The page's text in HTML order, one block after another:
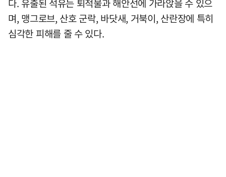
다. 유출된 석유는 퇴적물과 해안선에 가라앉을 수 있으
며, 맹그로브, 산호 군락, 바닷새, 거북이, 산란장에 특히
심각한 피해를 줄 수 있다.